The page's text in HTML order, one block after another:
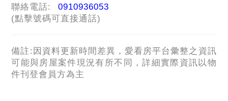
聯絡電話:
0910936053
(點擊號碼可直接通話)
備註:因資料更新時間差異，愛看房平台彙整之資訊
可能與房屋案件現況有所不同，詳細實際資訊以物
件刊登會員方為主